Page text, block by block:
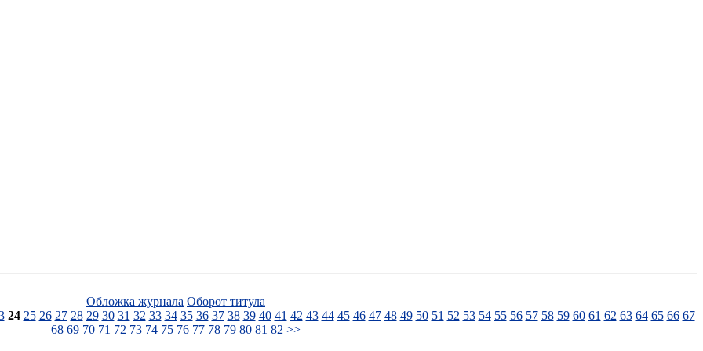
Обложка журнала Оборот титула
24 25 26 27 28 29 30 31 32 33 34 35 36 37 38 39 40 41 42 43 44 45 46 47 48 49 50 51 52 53 54 55 56 57 58 59 60 61 62 63 64 65 66 67
68 69 70 71 72 73 74 75 76 77 78 79 80 81 82 >>